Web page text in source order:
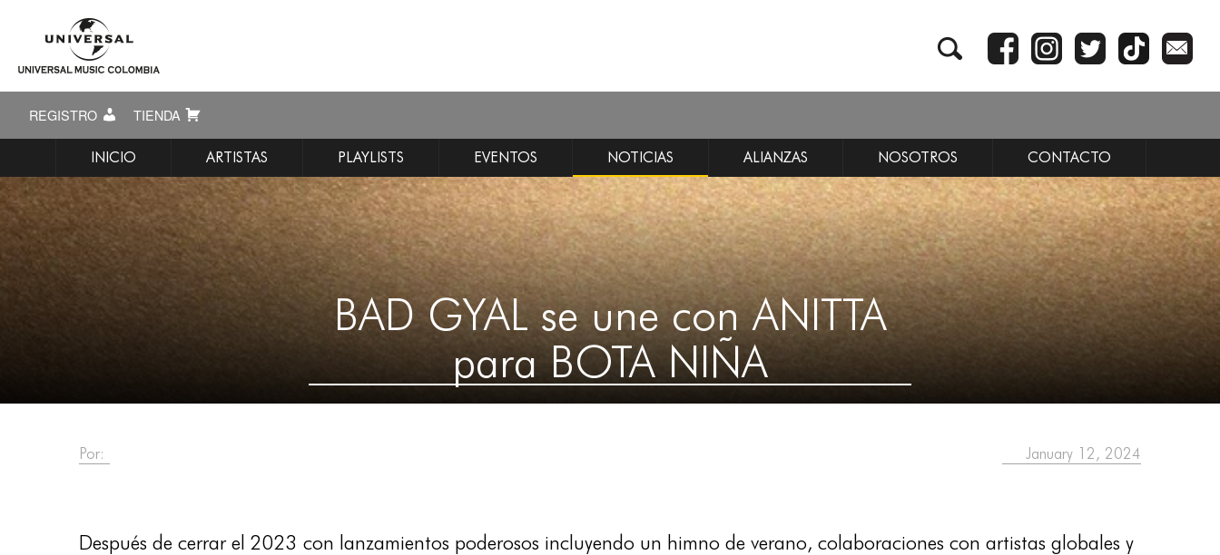
REGISTRO TIENDA
INICIO ARTISTAS PLAYLISTS EVENTOS NOTICIAS ALIANZAS NOSOTROS CONTACTO
BAD GYAL se une con ANITTA
para BOTA NIÑA
Por: January 12, 2024
Después de cerrar el 2023 con lanzamientos poderosos incluyendo un himno de verano, colaboraciones con artistas globales y